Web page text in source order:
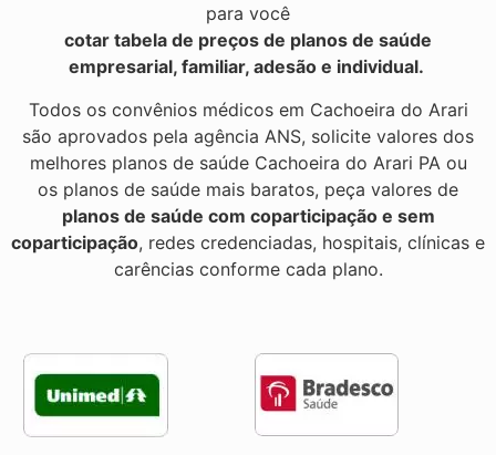
para você
cotar tabela de preços de planos de saúde
empresarial, familiar, adesão e individual.
Todos os convênios médicos em Cachoeira do Arari
são aprovados pela agência ANS, solicite valores dos
melhores planos de saúde Cachoeira do Arari PA ou
os planos de saúde mais baratos, peça valores de
planos de saúde com coparticipação e sem
coparticipação, redes credenciadas, hospitais, clínicas e
carências conforme cada plano.